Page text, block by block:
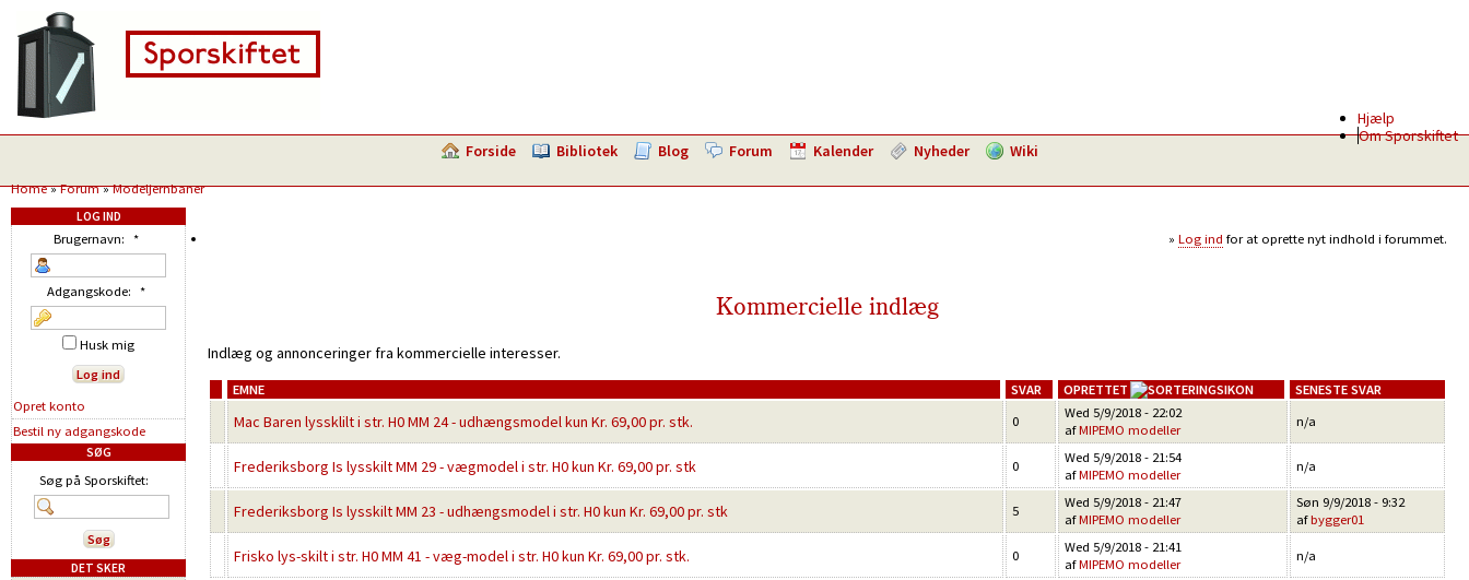
Hjælp
Om Sporskiftet
Forside Bibliotek Blog Forum Kalender Nyheder Wiki
Home»Forum»Modeljernbaner
Log ind for at oprette nyt indhold i forummet.
Kommercielle indlæg
Indlæg og annonceringer fra kommercielle interesser.
EMNE SVAR OPRETTET SENESTE SVAR
Mac Baren lyssklilt i str. H0 MM 24 - udhængsmodel kun Kr. 69,00 pr. stk. 0
Wed 5/9/2018 - 22:02
afMIPEMO modeller
n/a
Frederiksborg Is lysskilt MM 29 - vægmodel i str. H0 kun Kr. 69,00 pr. stk 0
Wed 5/9/2018 - 21:54
afMIPEMO modeller
n/a
Frederiksborg Is lysskilt MM 23 - udhængsmodel i str. H0 kun Kr. 69,00 pr. stk 5
Wed 5/9/2018 - 21:47
afMIPEMO modeller
Søn 9/9/2018 - 9:32
afbygger01
Frisko lys-skilt i str. H0 MM 41 - væg-model i str. H0 kun Kr. 69,00 pr. stk. 0
Wed 5/9/2018 - 21:41
afMIPEMO modeller
n/a
LOG IND
Brugernavn: *
Adgangskode: *
Husk mig
Opret konto
Bestil ny adgangskode
SØG
Søg på Sporskiftet:
DET SKER